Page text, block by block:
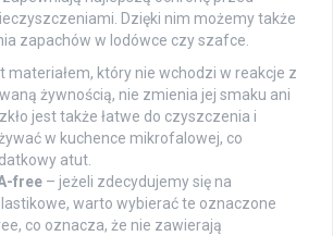
Dzięki nim możemy także
zapachów w lodówce czy szafce.
materiałem, który nie wchodzi w reakcje z
żywnością, nie zmienia jej smaku ani
jest także łatwe do czyszczenia i
w kuchence mikrofalowej, co
atut.
free – jeżeli zdecydujemy się na
warto wybierać te oznaczone
co oznacza, że nie zawierają